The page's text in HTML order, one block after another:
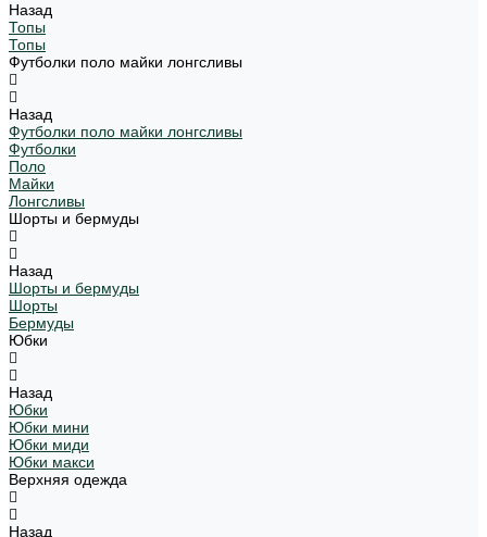
Назад
Топы
Топы
Футболки поло майки лонгсливы
Назад
Футболки поло майки лонгсливы
Футболки
Поло
Майки
Лонгсливы
Шорты и бермуды
Назад
Шорты и бермуды
Шорты
Бермуды
Юбки
Назад
Юбки
Юбки мини
Юбки миди
Юбки макси
Верхняя одежда
Назад